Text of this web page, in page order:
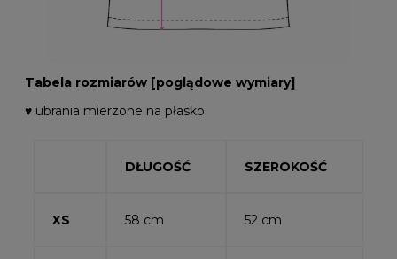
Tabela rozmiarów [poglądowe wymiary]
♥ ubrania mierzone na płasko
DŁUGOŚĆ SZEROKOŚĆ
XS 58 cm 52 cm